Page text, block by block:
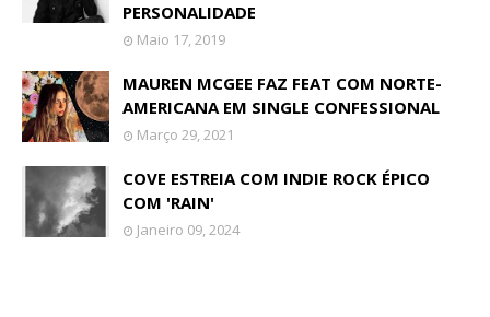
PERSONALIDADE
Maio 17, 2019
MAUREN MCGEE FAZ FEAT COM NORTE-
AMERICANA EM SINGLE CONFESSIONAL
Março 29, 2021
COVE ESTREIA COM INDIE ROCK ÉPICO
COM 'RAIN'
Janeiro 09, 2024